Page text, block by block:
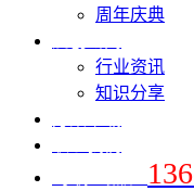
周年庆典
行业资讯
知识分享